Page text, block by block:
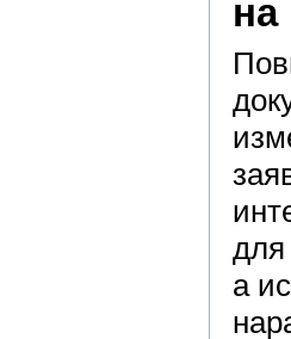
на
для
а